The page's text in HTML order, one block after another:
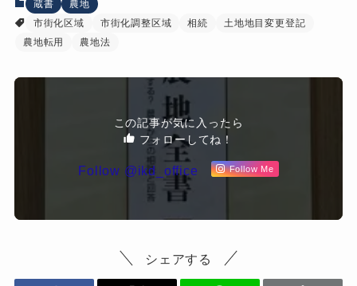
蔵書
農地
市街化区域
市街化調整区域 相続
土地地目変更登記
農地転用
農地法
この記事が気に入ったら
フォローしてね！
Follow @ikd_office Follow Me
シェアする